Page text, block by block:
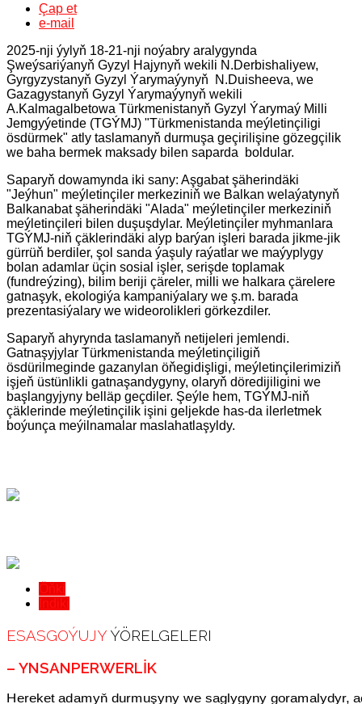
Çap et
e-mail
2025-nji ýylyň 18-21-nji noýabry aralygynda
Şweýsariýanyň Gyzyl Hajynyň wekili N.Derbishaliyew,
Gyrgyzystanyň Gyzyl Ýarymaýynyň N.Duisheeva, we
Gazagystanyň Gyzyl Ýarymaýynyň wekili
A.Kalmagalbetowa Türkmenistanyň Gyzyl Ýarymaý Milli
Jemgyýetinde (TGÝMJ) "Türkmenistanda meýletinçiligi
ösdürmek" atly taslamanyň durmuşa geçirilişine gözegçilik
we baha bermek maksady bilen saparda boldular.
Saparyň dowamynda iki sany: Aşgabat şäherindäki
"Jeýhun" meýletinçiler merkeziniň we Balkan welaýatynyň
Balkanabat şäherindäki "Alada" meýletinçiler merkeziniň
meýletinçileri bilen duşuşdylar. Meýletinçiler myhmanlara
TGÝMJ-niň çäklerindäki alyp barýan işleri barada jikme-jik
gürrüň berdiler, şol sanda ýaşuly raýatlar we maýyplygy
bolan adamlar üçin sosial işler, serişde toplamak
(fundreýzing), bilim beriji çäreler, milli we halkara çärelere
gatnaşyk, ekologiýa kampaniýalary we ş.m. barada
prezentasiýalary we wideorolikleri görkezdiler.
Saparyň ahyrynda taslamanyň netijeleri jemlendi.
Gatnaşyjylar Türkmenistanda meýletinçiligiň
ösdürilmeginde gazanylan öňegidişligi, meýletinçilerimiziň
işjeň üstünlikli gatnaşandygyny, olaryň döredijiligini we
başlangyjyny belläp geçdiler. Şeýle hem, TGÝMJ-niň
çäklerinde meýletinçilik işini geljekde has-da ilerletmek
boýunça meýilnamalar maslahatlaşyldy.
ESASGOÝUJY ÝÖRELGELERI
– YNSANPERWERLIK
Hereket adamyň durmuşyny we saglygyny goramalydyr,